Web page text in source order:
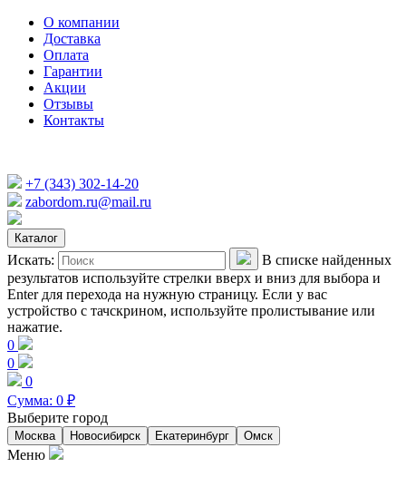
О компании
Доставка
Оплата
Гарантии
Акции
Отзывы
Контакты
+7 (343) 302-14-20
zabordom.ru@mail.ru
Каталог
Искать:
В списке найденных
результатов используйте стрелки вверх и вниз для выбора и
Enter для перехода на нужную страницу. Если у вас
устройство с тачскрином, используйте пролистывание или
нажатие.
0
0
0
Сумма: 0 ₽
Выберите город
Москва Новосибирск Екатеринбург Омск
Меню